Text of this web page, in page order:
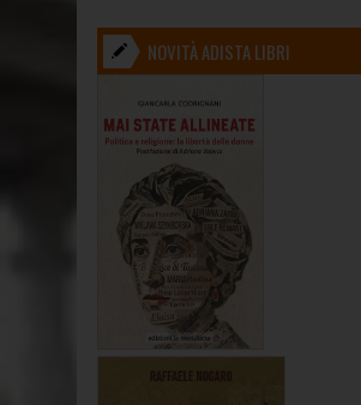
NOVITÀ ADISTA LIBRI